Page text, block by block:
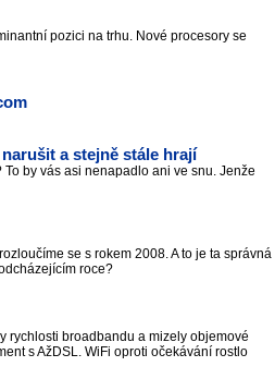
pozici na trhu. Nové procesory se
a stejně stále hrají
by vás asi nenapadlo ani ve snu. Jenže
se s rokem 2008. A to je ta správná
roce?
rychlosti broadbandu a mizely objemové
s AžDSL. WiFi oproti očekávání rostlo